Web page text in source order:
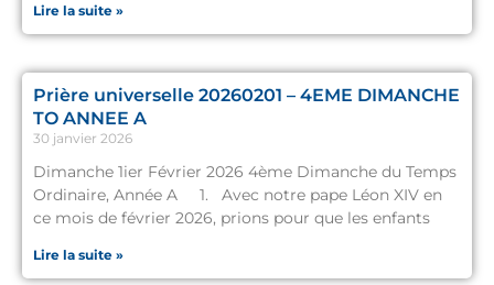
Lire la suite »
Prière universelle 20260201 – 4EME DIMANCHE
TO ANNEE A
30 janvier 2026
Dimanche 1ier Février 2026 4ème Dimanche du Temps
Ordinaire, Année A 1. Avec notre pape Léon XIV en
ce mois de février 2026, prions pour que les enfants
Lire la suite »